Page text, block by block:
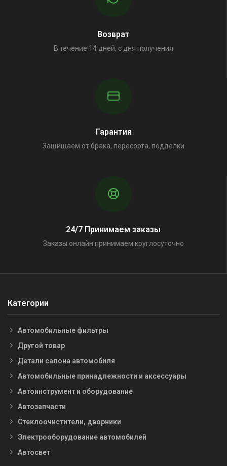
Возврат
В течение 14 дней, с дня получения
Гарантия
Защищаем от брака, пересорта, подделки
24/7 Принимаем заказы
Заказы онлайн принимаем круглосуточно
Категории
Автомобильные фильтры
Другой товар
Детали салона автомобиля
Автомобильные принадлежности и аксессуары
Автоинструмент и оборудование
Автозапчасти
Стеклоочистители, дворники
Электрооборудование автомобилей
Автосвет